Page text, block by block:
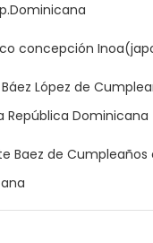
concepción
López de
República Dominicana
Baez de Cumpleaños